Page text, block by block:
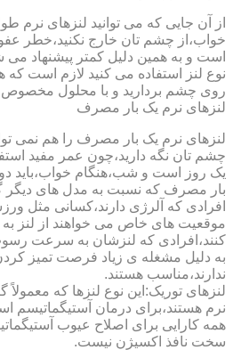
از آن جایی که می توانید لنزهای نرم
خواب،از چشم تان خارج نکنید،خطر
است و به همین دلیل کمتر پیشنهاد می
نوع لنز استفاده می کنید لازم است که
روی چشم بردارید و با محلول مخصوص
لنزهای نرم یک بار مصرف
لنزهای نرم یک بار مصرف را هم نمی
چشم تان نگه دارید،چون عمر مفید
یک روز است و شب،هنگام خواب،باید
بار مصرف که نسبت به مدل های دیگر
افرادی که آلرژی دارند،کسانی مثل
موقعیت های خاص می خواهند از لنز به
کنند،افرادی که لنزشان به سرعت
به دلیل مشغله ی زیاد فرصت تمیز
ندارند،مناسب هستند.
لنزهای توریک:این نوع لنزها که معمولاً
نرم هستند،برای درمان آستیگماتیسم
همه کارایی برای اصلاح عیوب
سخت نافذ اکسیژن نیست.